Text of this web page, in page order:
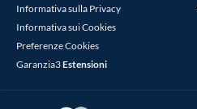
Informativa sulla Privacy
Informativa sui Cookies
Preferenze Cookies
Garanzia3Estensioni